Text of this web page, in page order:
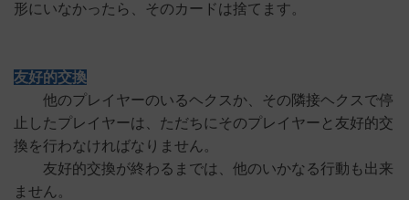
形にいなかったら、そのカードは捨てます。
友好的交換
他のプレイヤーのいるヘクスか、その隣接ヘクスで停
止したプレイヤーは、ただちにそのプレイヤーと友好的交
換を行わなければなりません。
友好的交換が終わるまでは、他のいかなる行動も出来
ません。